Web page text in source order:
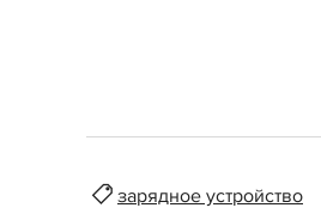
зарядное устройство